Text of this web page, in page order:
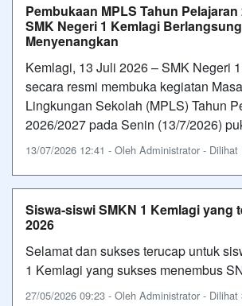
Pembukaan MPLS Tahun Pelajaran
SMK Negeri 1 Kemlagi Berlangsung
Menyenangkan
Kemlagi, 13 Juli 2026 – SMK Negeri
secara resmi membuka kegiatan
Lingkungan Sekolah (MPLS) Tahun
2026/2027 pada Senin (13/7/2026)
13/07/2026 12:41 - Oleh Administrator - Dilihat
Siswa-siswi SMKN 1 Kemlagi yang
2026
Selamat dan sukses terucap untuk
1 Kemlagi yang sukses menembus
27/05/2026 09:23 - Oleh Administrator - Dilihat